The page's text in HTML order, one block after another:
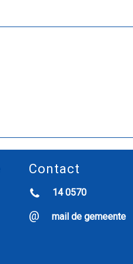
Contact
14 0570
mail de gemeente